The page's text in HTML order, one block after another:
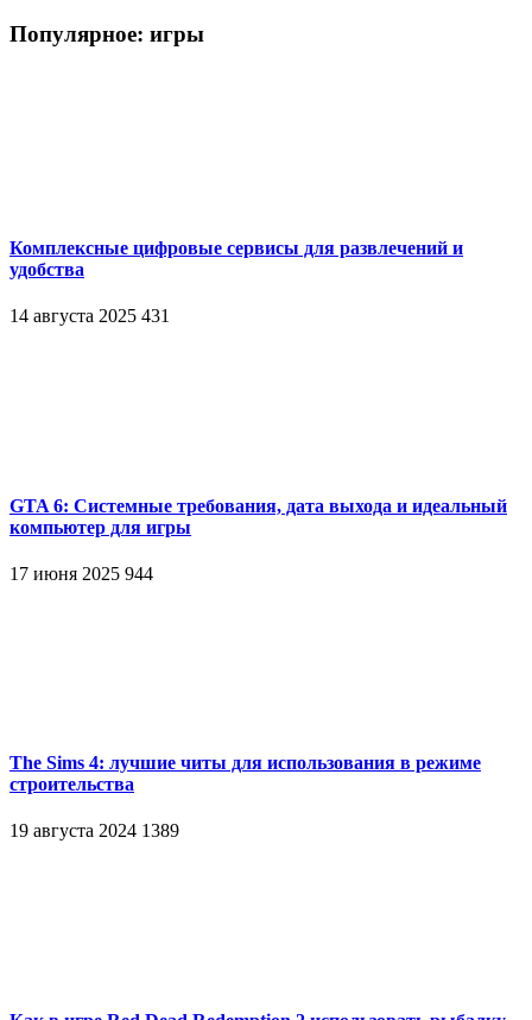
Популярное: игры
Комплексные цифровые сервисы для развлечений и
удобства
14 августа 2025 431
GTA 6: Системные требования, дата выхода и идеальный
компьютер для игры
17 июня 2025 944
The Sims 4: лучшие читы для использования в режиме
строительства
19 августа 2024 1389